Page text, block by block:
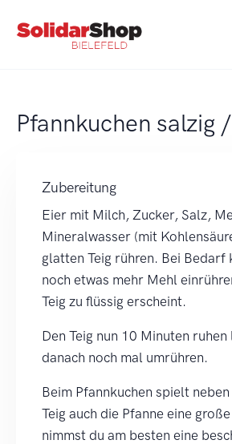
Pfannkuchen salzig
Zubereitung
Eier mit Milch, Zucker, Salz,
Mineralwasser (mit
glatten Teig rühren. Bei Bedarf
noch etwas mehr Mehl
Teig zu flüssig erscheint.
Den Teig nun 10 Minuten ruhen
danach noch mal umrühren.
Beim Pfannkuchen spielt
Teig auch die Pfanne eine
nimmst du am besten eine